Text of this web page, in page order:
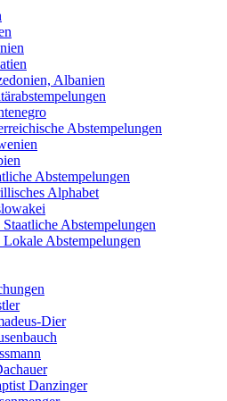
Albanien
Abstempelungen
Abstempelungen
Alphabet
Abstempelungen
Abstempelungen
Dier
Danzinger